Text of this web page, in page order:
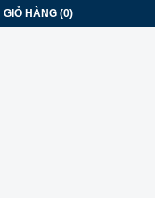
GIỎ HÀNG (0)